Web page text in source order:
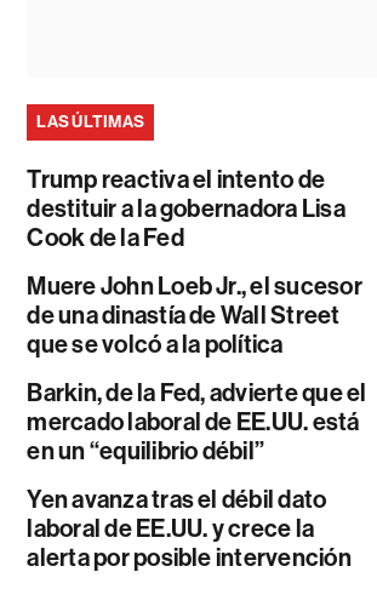
LAS ÚLTIMAS
Trump reactiva el intento de
destituir a la gobernadora Lisa
Cook de la Fed
Muere John Loeb Jr., el sucesor
de una dinastía de Wall Street
que se volcó a la política
Barkin, de la Fed, advierte que el
mercado laboral de EE.UU. está
en un “equilibrio débil”
Yen avanza tras el débil dato
laboral de EE.UU. y crece la
alerta por posible intervención